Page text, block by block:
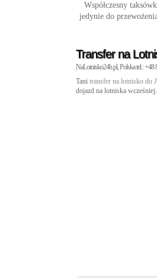
Współczesny
jedynie do
Transfer na
NaLotnisko24h.pl, Polska tel.: +48
Tani transfer na lotnisko do
dojazd na lotniska